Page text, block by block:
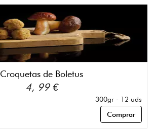
Croquetas de Boletus
4, 99 €
300gr - 12 uds
Comprar